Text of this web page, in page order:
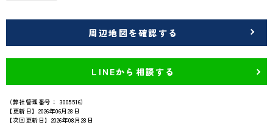
周辺地図を確認する
LINEから相談する
（弊社管理番号： 3005516）
【更新日】2026年06月28日
【次回更新日】2026年08月28日